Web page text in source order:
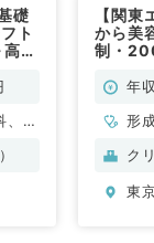
礎
ト
侵
な
、美
【関
から美
制・
／常勤
年
形
ク
東